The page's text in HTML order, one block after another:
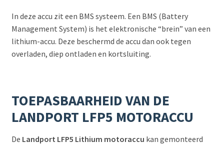
In deze accu zit een BMS systeem. Een BMS (Battery
Management System) is het elektronische “brein” van een
lithium-accu. Deze beschermd de accu dan ook tegen
overladen, diep ontladen en kortsluiting.
TOEPASBAARHEID VAN DE
LANDPORT LFP5 MOTORACCU
De Landport LFP5 Lithium motoraccu kan gemonteerd